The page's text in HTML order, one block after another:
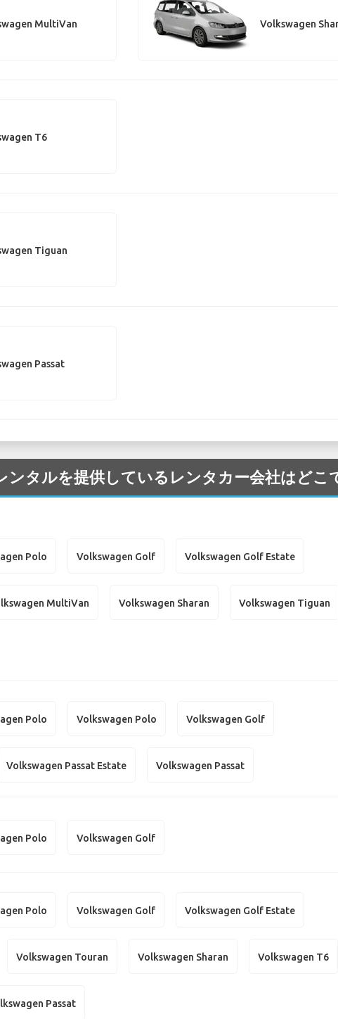
MultiVan Volkswagen
T6
Tiguan
Passat
タルを提供しているレンタカー会社はどこ
Polo Volkswagen Golf Volkswagen Golf Estate
MultiVan Volkswagen Sharan Volkswagen Tiguan
Polo Volkswagen Polo Volkswagen Golf
Volkswagen Passat Estate Volkswagen Passat
Polo Volkswagen Golf
Polo Volkswagen Golf Volkswagen Golf Estate
Volkswagen Touran Volkswagen Sharan Volkswagen T6
Passat